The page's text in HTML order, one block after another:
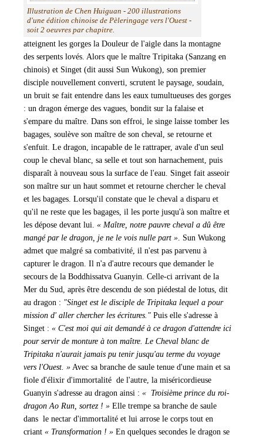
Circuit des explorateurs
Le Jeu de la Sorcière
Jardins du Loriot, paradis des artistes
Paradis des peintres
Radios, TV, Presse aux Jardins du Loriot
Illustration de Chen Huiguan - 200 illustrations
d'une édition chinoise de Pèleringage vers l'Ouest -
soit 2 oeuvres par chapitre.
atteignent les gorges la Douleur de l'aigle dans la montagne
des serpents lovés. Alors que le maître Tripitaka (Sanzang en
chinois) et Singet (dit aussi Sun Wukong), son premier
disciple nouvellement converti, scrutent le paysage, soudain,
un bruit se fait entendre dans les eaux tumultueuses des gorges
: un dragon émerge des vagues, bondit sur la falaise et
s'empare du maître. Dans son effroi, le singe laisse tomber les
bagages, soulève son maître de son cheval, se retourne et
s'enfuit. Le dragon, incapable de le rattraper, avale d'un seul
coup le cheval blanc, sa selle et tout son harnachement, puis
disparaît à nouveau sous la surface de l'eau. Singet fait asseoir
son maître sur un haut sommet et retourne chercher le cheval
et les bagages. Lorsqu'il constate que le cheval a disparu et
qu'il ne reste que les bagages, il les porte jusqu'à son maître et
les dépose devant lui. « Maître, notre pauvre cheval a dû être
mangé par le dragon, je ne le vois nulle part ». Sun Wukong
admet que malgré sa combativité, il n'est pas parvenu à
capturer le dragon. Il n'a d'autre recours que demander le
secours de la Boddhissatva Guanyin. Celle-ci arrivant de la
Mer du Sud, après être descendu de son piédestal de lotus, dit
au dragon : "Singet est le disciple de Tripitaka lequel a pour
mission d' aller chercher les écritures." Puis elle s'adresse à
Singet : « C'est moi qui ait demandé à ce dragon d'attendre ici
pour servir de monture à ton maître. Le Cheval blanc de
Tripitaka n'aurait jamais pu tenir jusqu'au terme du voyage
vers l'Ouest. » Avec sa branche de saule tenue d'une main et sa
fiole d'élixir d'immortalité de l'autre, la miséricordieuse
Guanyin s'adresse au dragon ainsi : « Troisième prince du roi-
dragon Ao Run, sortez ! » Elle trempe sa branche de saule
dans le nectar d'immortalité et lui arrose le corps tout en
criant « Transformation ! » En quelques secondes le dragon se